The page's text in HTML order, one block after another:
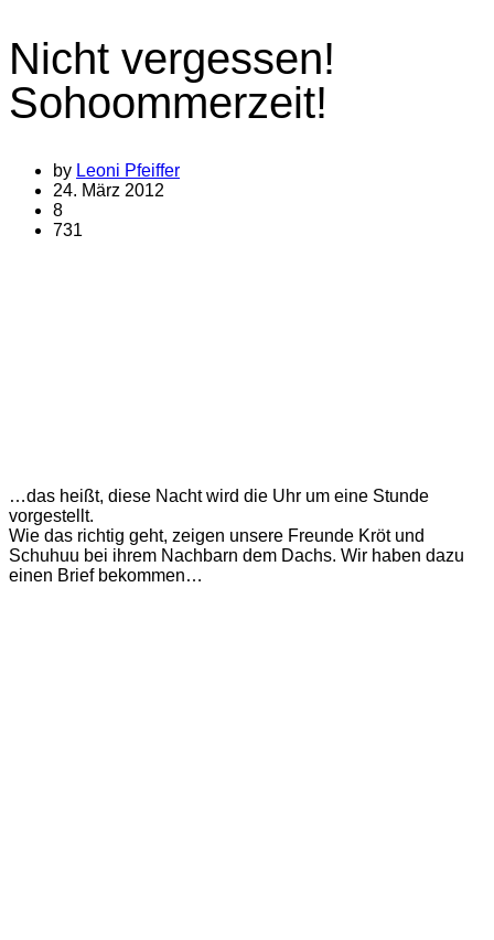
Nicht vergessen!
Sohoommerzeit!
by Leoni Pfeiffer
24. März 2012
8
731
…das heißt, diese Nacht wird die Uhr um eine Stunde
vorgestellt.
Wie das richtig geht, zeigen unsere Freunde Kröt und
Schuhuu bei ihrem Nachbarn dem Dachs. Wir haben dazu
einen Brief bekommen…